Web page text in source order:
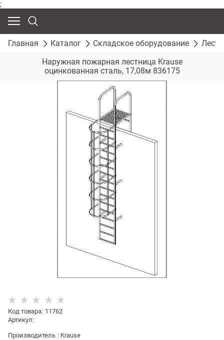
;
Главная Каталог Складское оборудование
Наружная пожарная лестница Krause
оцинкованная сталь, 17,08м 836175
Код товара: 11762
Артикул:
Производитель : Krause